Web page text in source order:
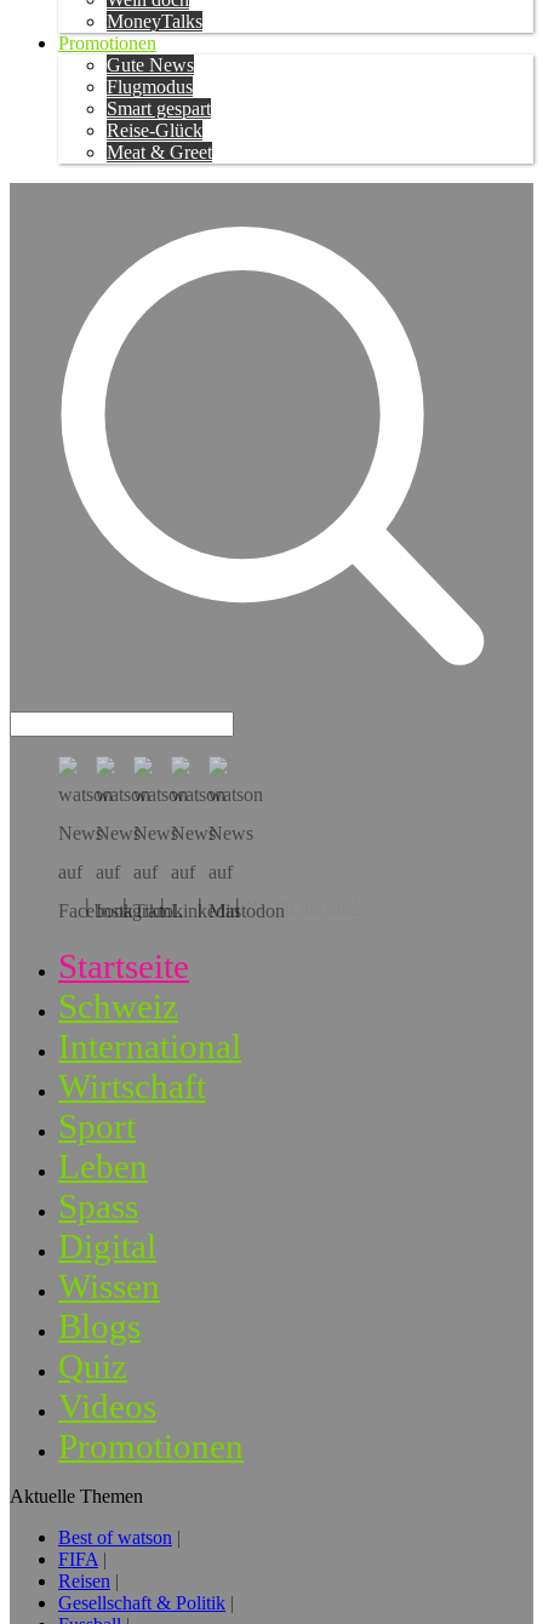
MoneyTalks
Promotionen
Gute News
Flugmodus
Smart gespart
Reise-Glück
Meat & Greet
Hol dir die App!
Startseite
Schweiz
International
Wirtschaft
Sport
Leben
Spass
Digital
Wissen
Blogs
Quiz
Videos
Promotionen
Aktuelle Themen
Best of watson
FIFA
Reisen
Gesellschaft & Politik